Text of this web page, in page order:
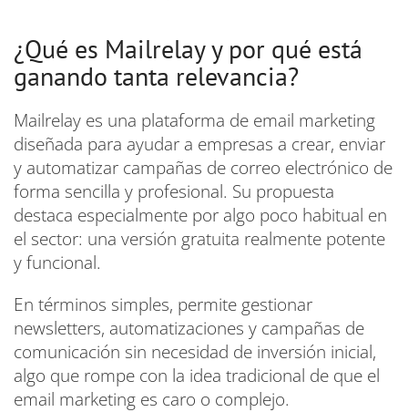
¿Qué es Mailrelay y por qué está
ganando tanta relevancia?
Mailrelay es una plataforma de email marketing
diseñada para ayudar a empresas a crear, enviar
y automatizar campañas de correo electrónico de
forma sencilla y profesional. Su propuesta
destaca especialmente por algo poco habitual en
el sector: una versión gratuita realmente potente
y funcional.
En términos simples, permite gestionar
newsletters, automatizaciones y campañas de
comunicación sin necesidad de inversión inicial,
algo que rompe con la idea tradicional de que el
email marketing es caro o complejo.